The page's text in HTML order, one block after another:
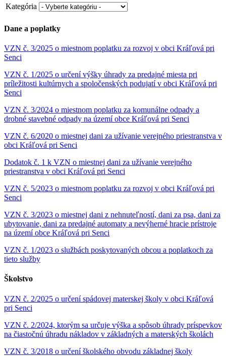
Kategória
Dane a poplatky
VZN č. 3/2025 o miestnom poplatku za rozvoj v obci Kráľová pri
Senci
VZN č. 1/2025 o určení výšky úhrady za predajné miesta pri
príležitosti kultúrnych a spoločenských podujatí v obci Kráľová pri
Senci
VZN č. 3/2024 o miestnom poplatku za komunálne odpady a
drobné stavebné odpady na území obce Kráľová pri Senci
VZN č. 6/2020 o miestnej dani za užívanie verejného priestranstva v
obci Kráľová pri Senci
Dodatok č. 1 k VZN o miestnej dani za užívanie verejného
priestranstva v obci Kráľová pri Senci
VZN č. 5/2023 o miestnom poplatku za rozvoj v obci Kráľová pri
Senci
VZN č. 3/2023 o miestnej dani z nehnuteľností, dani za psa, dani za
ubytovanie, dani za predajné automaty a nevýherné hracie prístroje
na území obce Kráľová pri Senci
VZN č. 1/2023 o službách poskytovaných obcou a poplatkoch za
tieto služby
Školstvo
VZN č. 2/2025 o určení spádovej materskej školy v obci Kráľová
pri Senci
VZN č. 2/2024, ktorým sa určuje výška a spôsob úhrady príspevkov
na čiastočnú úhradu nákladov v základných a materských školách
VZN č. 3/2018 o určení školského obvodu základnej školy